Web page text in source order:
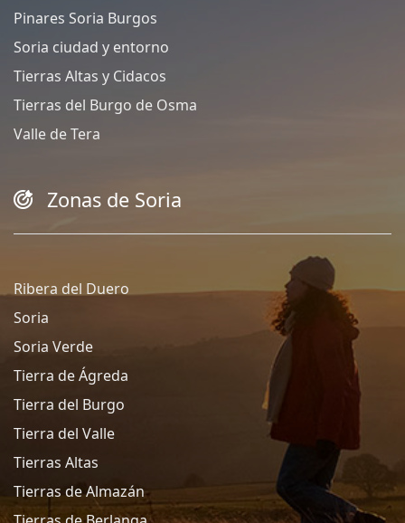
Pinares Soria Burgos
Soria ciudad y entorno
Tierras Altas y Cidacos
Tierras del Burgo de Osma
Valle de Tera
Zonas de Soria
Ribera del Duero
Soria
Soria Verde
Tierra de Ágreda
Tierra del Burgo
Tierra del Valle
Tierras Altas
Tierras de Almazán